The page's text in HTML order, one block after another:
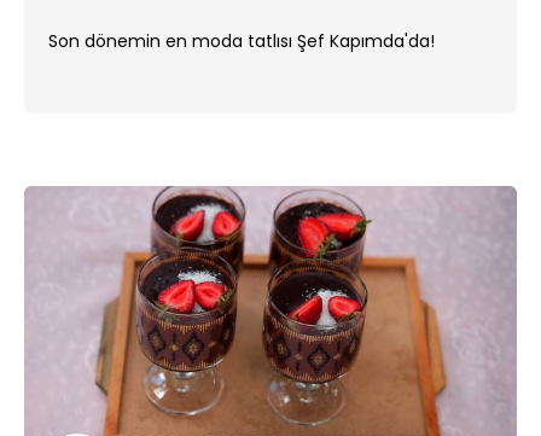
Son dönemin en moda tatlısı Şef Kapımda'da!